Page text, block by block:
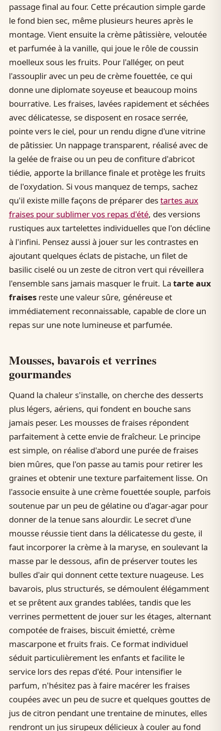
passage final au four. Cette précaution simple garde
le fond bien sec, même plusieurs heures après le
montage. Vient ensuite la crème pâtissière, veloutée
et parfumée à la vanille, qui joue le rôle de coussin
moelleux sous les fruits. Pour l'alléger, on peut
l'assouplir avec un peu de crème fouettée, ce qui
donne une diplomate soyeuse et beaucoup moins
bourrative. Les fraises, lavées rapidement et séchées
avec délicatesse, se disposent en rosace serrée,
pointe vers le ciel, pour un rendu digne d'une vitrine
de pâtissier. Un nappage transparent, réalisé avec de
la gelée de fraise ou un peu de confiture d'abricot
tiédie, apporte la brillance finale et protège les fruits
de l'oxydation. Si vous manquez de temps, sachez
qu'il existe mille façons de préparer destartes aux
fraises pour sublimer vos repas d'été, des versions
rustiques aux tartelettes individuelles que l'on décline
à l'infini. Pensez aussi à jouer sur les contrastes en
ajoutant quelques éclats de pistache, un filet de
basilic ciselé ou un zeste de citron vert qui réveillera
l'ensemble sans jamais masquer le fruit. La tarte aux
fraisesreste une valeur sûre, généreuse et
immédiatement reconnaissable, capable de clore un
repas sur une note lumineuse et parfumée.
Mousses, bavarois et verrines
gourmandes
Quand la chaleur s'installe, on cherche des desserts
plus légers, aériens, qui fondent en bouche sans
jamais peser. Les mousses de fraises répondent
parfaitement à cette envie de fraîcheur. Le principe
est simple, on réalise d'abord une purée de fraises
bien mûres, que l'on passe au tamis pour retirer les
graines et obtenir une texture parfaitement lisse. On
l'associe ensuite à une crème fouettée souple, parfois
soutenue par un peu de gélatine ou d'agar-agar pour
donner de la tenue sans alourdir. Le secret d'une
mousse réussie tient dans la délicatesse du geste, il
faut incorporer la crème à la maryse, en soulevant la
masse par le dessous, afin de préserver toutes les
bulles d'air qui donnent cette texture nuageuse. Les
bavarois, plus structurés, se démoulent élégamment
et se prêtent aux grandes tablées, tandis que les
verrines permettent de jouer sur les étages, alternant
compotée de fraises, biscuit émietté, crème
mascarpone et fruits frais. Ce format individuel
séduit particulièrement les enfants et facilite le
service lors des repas d'été. Pour intensifier le
parfum, n'hésitez pas à faire macérer les fraises
coupées avec un peu de sucre et quelques gouttes de
jus de citron pendant une trentaine de minutes, elles
rendront un jus sirupeux délicieux à couler au fond